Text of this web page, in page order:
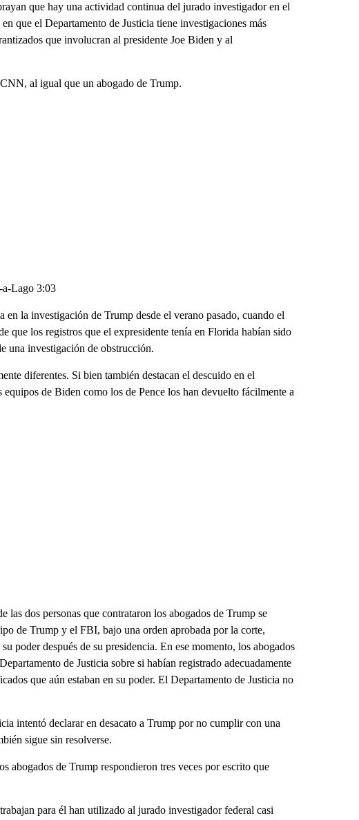
que hay una actividad continua del jurado investigador en el
que el Departamento de Justicia tiene investigaciones más
que involucran al presidente Joe Biden y al
al igual que un abogado de Trump.
a-Lago 3:03
en la investigación de Trump desde el verano pasado, cuando el
que los registros que el expresidente tenía en Florida habían sido
una investigación de obstrucción.
diferentes. Si bien también destacan el descuido en el
de Biden como los de Pence los han devuelto fácilmente a
las dos personas que contrataron los abogados de Trump se
de Trump y el FBI, bajo una orden aprobada por la corte,
poder después de su presidencia. En ese momento, los abogados
de Justicia sobre si habían registrado adecuadamente
que aún estaban en su poder. El Departamento de Justicia no
intentó declarar en desacato a Trump por no cumplir con una
sigue sin resolverse.
abogados de Trump respondieron tres veces por escrito que
para él han utilizado al jurado investigador federal casi